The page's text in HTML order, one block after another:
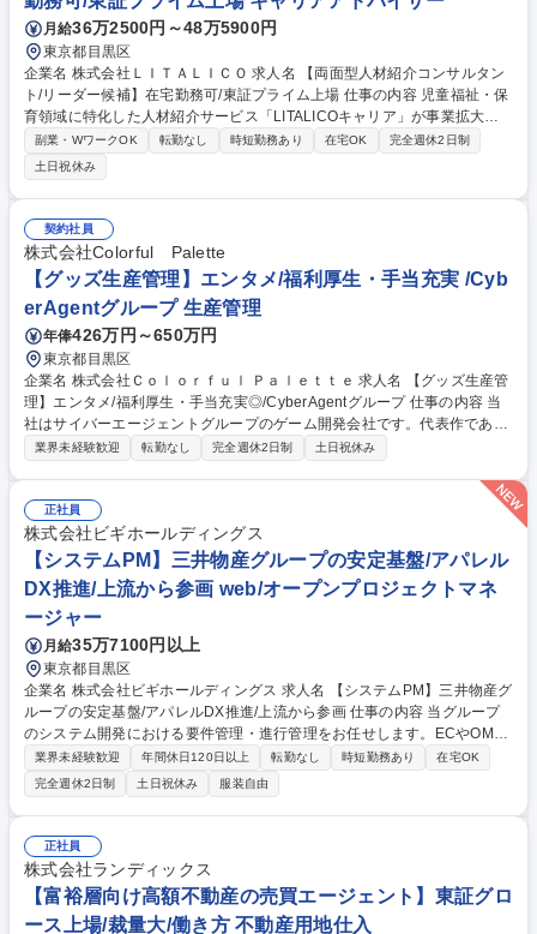
月給36万2500円～48万5900円
東京都目黒区
企業名 株式会社ＬＩＴＡＬＩＣＯ 求人名 【両面型人材紹介コンサルタン
ト/リーダー候補】在宅勤務可/東証プライム上場 仕事の内容 児童福祉・保
育領域に特化した人材紹介サービス「LITALICOキャリア」が事業拡大フ
ェーズのため、組織の中核人材となる両面型の人材紹介コンサルタントを
積極募集します。 まずは現場のプレイヤーとして実績を積んでいただき、
実績に応じて、将来的にリーダーなど管理職登用を期待したいポジション
です。【詳細】■求職者との電話やオンラインでの面談・キャリアアドバ
イス■希望にマッチする求人紹介■履歴書や職務経歴書の作成サポート・添
削・面接練習■ご本人の魅力やアセスメント内容を盛り込んだ推薦状の作
成■法人側への推薦業務・面接日程調整・双方への入社前後のフォロー等
募集職種 【両面型人材紹介コンサルタント/リーダー候補】在宅勤務可/東
証プライム上場
副業・WワークOK 転勤なし 時短勤務あり 在宅OK
完全週休2日制
土日祝休み
契約社員
株式会社Colorful Palette
【グッズ生産管理】エンタメ/福利厚生・手当充実 /Cyb
erAgentグループ 生産管理
年俸426万円～650万円
東京都目黒区
企業名 株式会社Ｃｏｌｏｒｆｕｌ Ｐａｌｅｔｔｅ 求人名 【グッズ生産管
理】エンタメ/福利厚生・手当充実◎/CyberAgentグループ 仕事の内容 当
社はサイバーエージェントグループのゲーム開発会社です。代表作である
『プロジェクトセカイ カラフルステージ！ feat. 初音ミク』の開発・運営
クターグッズの製造・納品まで、見積調整や価格・納期交渉、工場選定を
含め一貫して携わっていただきます。 【具体的には】■グッズの見積も
り・入稿・納品までの一連の業務 ■サプライヤーハンドリングやコスト・
納期の交渉 ■発注書・請求書の対応や商品企画・製造ライン調整 募集職種
【グッズ生産管理】エンタメ/福利厚生・手当充実◎/CyberAgentグループ
業界未経験歓迎 転勤なし 完全週休2日制 土日祝休み
正社員
株式会社ビギホールディングス
【システムPM】三井物産グループの安定基盤/アパレル
DX推進/上流から参画 web/オープンプロジェクトマネ
ージャー
月給35万7100円以上
東京都目黒区
企業名 株式会社ビギホールディングス 求人名 【システムPM】三井物産グ
ループの安定基盤/アパレルDX推進/上流から参画 仕事の内容 当グループ
のシステム開発における要件管理・進行管理をお任せします。ECやOMO
業務アプリケーションの開発・運用を通じて、アパレルビジネスのDX化
と顧客体験の向上をリードする裁量の大きなポジション。 ■EC・OMO業
務アプリケーションの開発・運用に関する要件定義および要件管理 ■プロ
ジェクトの進行管理(PM/PL業務全般) ■社内関連部署および社外ベンダー
との協議・調整、折衝業務全般 ■システム視点からの業務改善提案 ■新規
募集となる本ポジションでは、社内外の関係者を巻き込みながら自走し、
最先端のIT技術を用いて当グループのデジタル戦略を具現化していただき
ます。 募集職種 【システムPM】三井物産グループの安定基盤/アパレルD
X推進/上流から参画
業界未経験歓迎 年間休日120日以上 転勤なし 時短勤務あり
在宅OK
完全週休2日制
土日祝休み 服装自由
正社員
株式会社ランディックス
【富裕層向け高額不動産の売買エージェント】東証グロ
ース上場/裁量大/働き方 不動産用地仕入